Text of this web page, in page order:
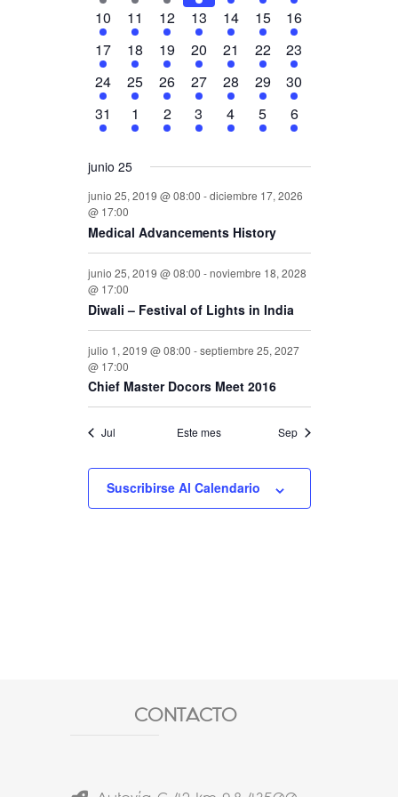
Eventos
eventos,eventos,eventos,eventos,eventos,eventos,eventos,
3
eventos,
10
3
eventos,
11
3
eventos,
12
3
eventos,
13
3
eventos,
14
3
eventos,
15
3
eventos,
16
3
eventos,
17
3
eventos,
18
3
eventos,
19
3
eventos,
20
3
eventos,
21
3
eventos,
22
3
eventos,
23
3
eventos,
24
3
eventos,
25
3
eventos,
26
3
eventos,
27
3
eventos,
28
3
eventos,
29
3
eventos,
30
3
eventos,
31
3
eventos,
1
3
eventos,
2
3
eventos,
3
3
eventos,
4
3
eventos,
5
3
eventos,
6
junio 25
junio 25, 2019 @ 08:00 -diciembre 17, 2026
@ 17:00
Medical Advancements History
junio 25, 2019 @ 08:00 -noviembre 18, 2028
@ 17:00
Diwali – Festival of Lights in India
julio 1, 2019 @ 08:00 -septiembre 25, 2027
@ 17:00
Chief Master Docors Meet 2016
Jul Este mes Sep
Suscribirse Al Calendario
CONTACTO